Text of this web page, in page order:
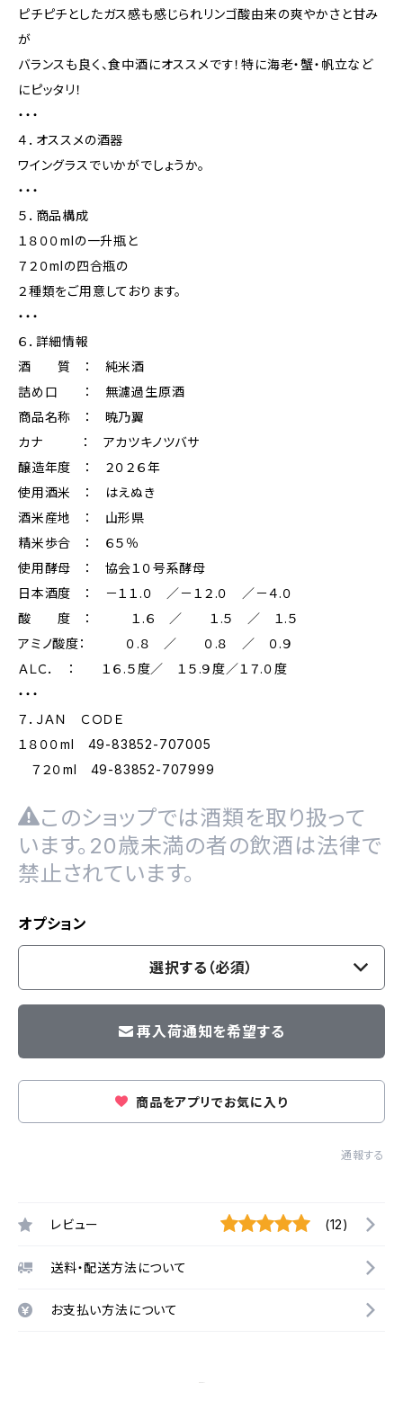
ピチピチとしたガス感も感じられリンゴ酸由来の爽やかさと甘み
が
バランスも良く、食中酒にオススメです！特に海老・蟹・帆立など
にピッタリ！
・・・
４．オススメの酒器
ワイングラスでいかがでしょうか。
・・・
５．商品構成
１８００mlの一升瓶と
７２０mlの四合瓶の
２種類をご用意しております。
・・・
６．詳細情報
酒 質 ： 純米酒
詰め口 ： 無濾過生原酒
商品名称 ： 暁乃翼
カナ ： アカツキノツバサ
醸造年度 ： ２０２６年
使用酒米 ： はえぬき
酒米産地 ： 山形県
精米歩合 ： ６５％
使用酵母 ： 協会１０号系酵母
日本酒度 ： －１１.０ ／－１２.０ ／－４.０
酸 度 ： １.６ ／ １.５ ／ １.５
アミノ酸度： ０.８ ／ ０.８ ／ ０.９
ＡＬＣ． ： １６.５度／ １５.９度／１７.０度
・・・
７．ＪＡＮ ＣＯＤＥ
１８００ml 49-83852-707005
７２０ml 49-83852-707999
このショップでは酒類を取り扱って
います。20歳未満の者の飲酒は法律で
禁止されています。
オプション
選択する（必須）
再入荷通知を希望する
商品をアプリでお気に入り
通報する
レビュー (12)
送料・配送方法について
お支払い方法について